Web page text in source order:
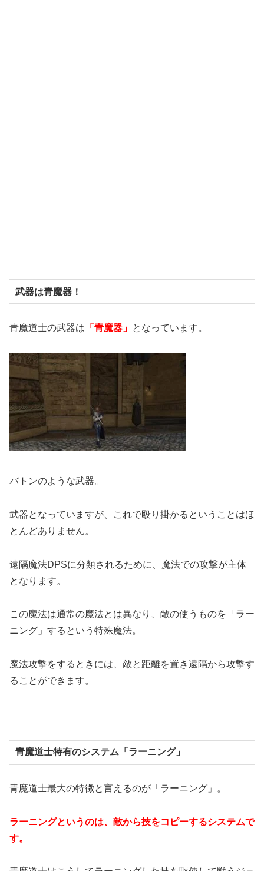
武器は青魔器！
青魔道士の武器は 「青魔器」 となっています。
バトンのような武器。
武器となっていますが、これで殴り掛かるということはほ
とんどありません。
遠隔魔法DPSに分類されるために、魔法での攻撃が主体
となります。
この魔法は通常の魔法とは異なり、敵の使うものを「ラー
ニング」するという特殊魔法。
魔法攻撃をするときには、敵と距離を置き遠隔から攻撃す
ることができます。
青魔道士特有のシステム「ラーニング」
青魔道士最大の特徴と言えるのが「ラーニング」。
ラーニングというのは、敵から技をコピーするシステムで
す。